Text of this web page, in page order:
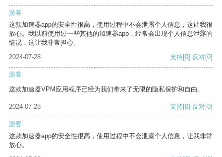
游客
这款加速器app的安全性很高，使用过程中不会泄露个人信息，这让我很
放心。我以前使用过一些其他的加速器app，经常会出现个人信息泄露的
情况，这让我非常担心。
2024-07-28
支持[0] 反对[0]
游客
这款加速器VPM应用程序已经为我们带来了无限的隐私保护和自由。
2024-07-28 支持[0] 反对[0]
游客
这款加速器app的安全性很高，使用过程中不会泄露个人信息，让我非常
放心。